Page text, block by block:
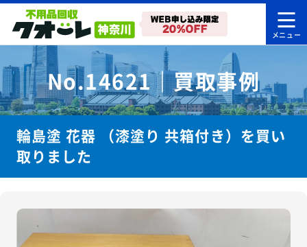
No.14621｜買取事例
輪島塗 花器 （漆塗り 共箱付き）を買い
取りました